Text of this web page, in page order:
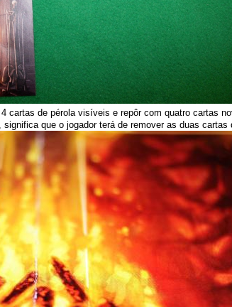
cartas de pérola visíveis e repôr com quatro cartas
que o jogador terá de remover as duas